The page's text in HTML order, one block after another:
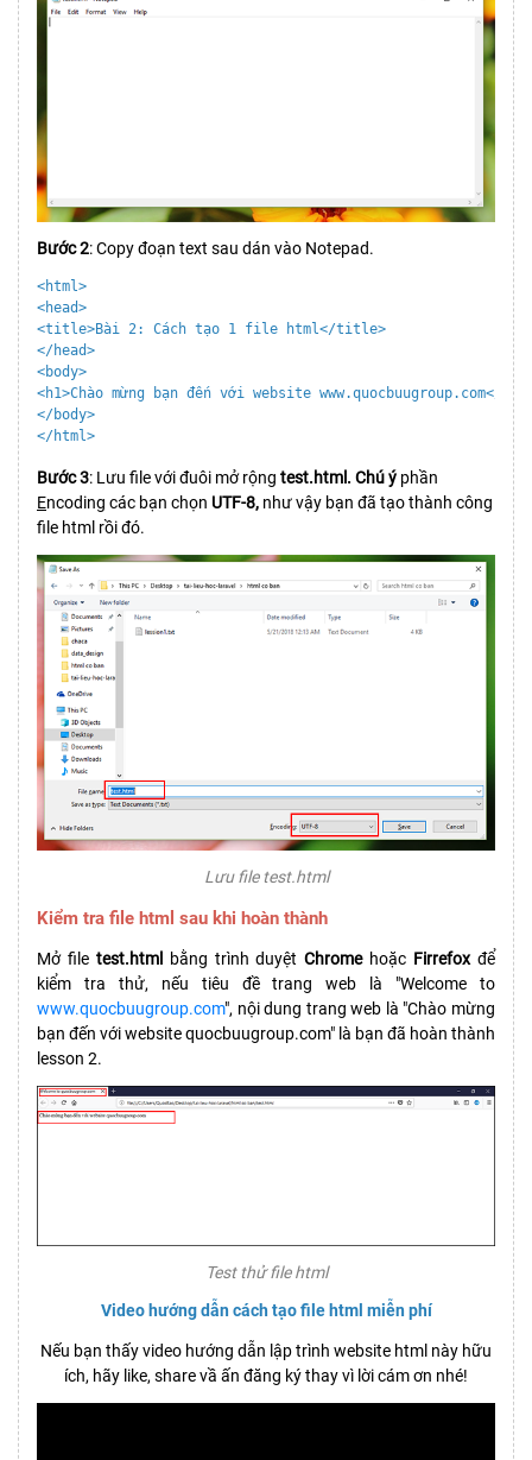
Bước 2: Copy đoạn text sau dán vào Notepad.
<html>
<head>
<title>Bài 2: Cách tạo 1 file html</title>
</head>
<body>
<h1>Chào mừng bạn đến với website www.quocbuugroup.com</h1>
</body>
</html>
Bước 3: Lưu file với đuôi mở rộng test.html. Chú ý phần
Encoding các bạn chọn UTF-8, như vậy bạn đã tạo thành công
file html rồi đó.
Lưu file test.html
Kiểm tra file html sau khi hoàn thành
Mở file test.html bằng trình duyệtChrome hoặc Firrefoxđể
kiểm tra thử, nếu tiêu đề trang web là "Welcome to
www.quocbuugroup.com", nội dung trang web là "Chào mừng
bạn đến với website quocbuugroup.com" là bạn đã hoàn thành
lesson 2.
Test thử file html
Video hướng dẫn cách tạo file html miễn phí
Nếu bạn thấy video hướng dẫn lập trình website html này hữu
ích, hãy like, share vầ ấn đăng ký thay vì lời cám ơn nhé!